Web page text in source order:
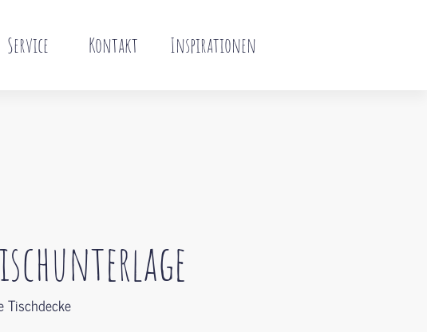
Service Kontakt Inspirationen
Tischdecke